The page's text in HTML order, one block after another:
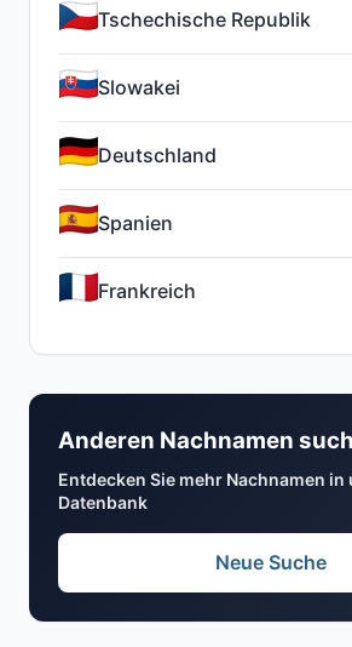
Tschechische Republik
Slowakei
Deutschland
Spanien
Frankreich
Anderen Nachnamen
Entdecken Sie mehr Nachnamen in
Datenbank
Neue Suche